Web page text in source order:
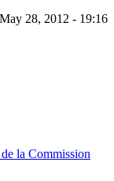
28, 2012 - 19:16
la Commission